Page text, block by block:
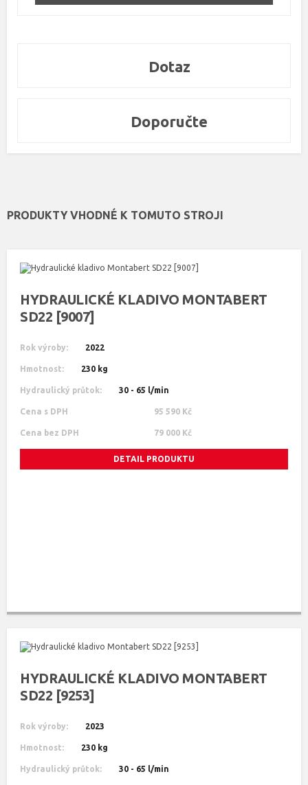
Dotaz
Doporučte
PRODUKTY VHODNÉ K TOMUTO STROJI
HYDRAULICKÉ KLADIVO MONTABERT
SD22 [9007]
Rok výroby: 2022
Hmotnost: 230 kg
Hydraulický průtok: 30 - 65 l/min
Cena s DPH 95 590 Kč
Cena bez DPH 79 000 Kč
DETAIL PRODUKTU
HYDRAULICKÉ KLADIVO MONTABERT
SD22 [9253]
Rok výroby: 2023
Hmotnost: 230 kg
Hydraulický průtok: 30 - 65 l/min